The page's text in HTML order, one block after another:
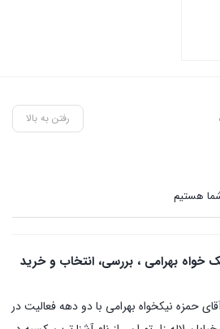
رفتن به بالا
هستیم
خواه بهرامی ، بررسی، انتخاب و خرید
حمزه نیکخواه بهرامی با دو دهه فعالیت در